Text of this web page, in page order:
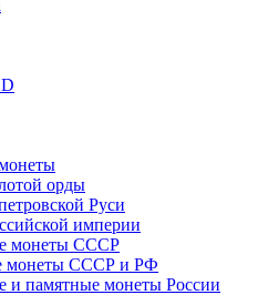
орды
Руси
империи
монеты СССР
монеты СССР и РФ
памятные монеты России